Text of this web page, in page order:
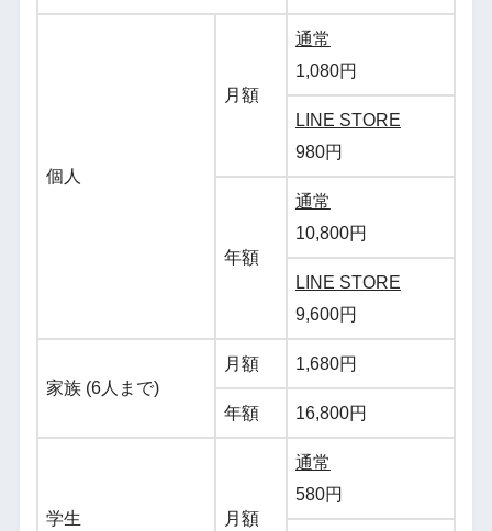
個人
月額
通常
1,080円
LINE STORE
980円
年額
通常
10,800円
LINE STORE
9,600円
家族 (6人まで)
月額 1,680円
年額 16,800円
学生 月額
通常
580円